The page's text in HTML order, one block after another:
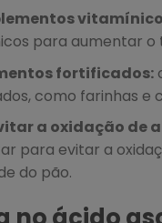
para aumentar o
fortificados:
como farinhas e
a oxidação de
para evitar a
do pão.